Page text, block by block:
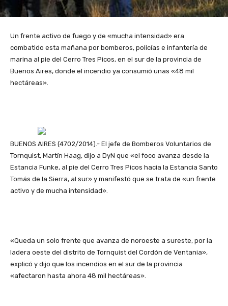
Un frente activo de fuego y de «mucha intensidad» era
combatido esta mañana por bomberos, policías e infantería de
marina al pie del Cerro Tres Picos, en el sur de la provincia de
Buenos Aires, donde el incendio ya consumió unas «48 mil
hectáreas».
BUENOS AIRES (4702/2014).- El jefe de Bomberos Voluntarios de
Tornquist, Martín Haag, dijo a DyN que «el foco avanza desde la
Estancia Funke, al pie del Cerro Tres Picos hacia la Estancia Santo
Tomás de la Sierra, al sur» y manifestó que se trata de «un frente
activo y de mucha intensidad».
«Queda un solo frente que avanza de noroeste a sureste, por la
ladera oeste del distrito de Tornquist del Cordón de Ventania»,
explicó y dijo que los incendios en el sur de la provincia
«afectaron hasta ahora 48 mil hectáreas».